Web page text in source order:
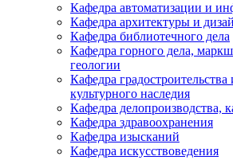
Кафедра автоматизации и
Кафедра архитектуры и
Кафедра библиотечного дела
Кафедра горного дела,
геологии
Кафедра
культурного наследия
Кафедра делопроизводства,
Кафедра здравоохранения
Кафедра изысканий
Кафедра искусствоведения